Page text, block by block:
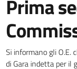
Prima
Dettagli
Si informano gli O.E.
di Gara indetta per il